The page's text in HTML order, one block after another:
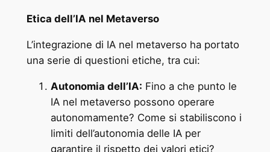
Etica dell’IA nel Metaverso
L’integrazione di IA nel metaverso ha portato
una serie di questioni etiche, tra cui:
Autonomia dell’IA: Fino a che punto le
IA nel metaverso possono operare
autonomamente? Come si stabiliscono i
limiti dell’autonomia delle IA per
garantire il rispetto dei valori etici?